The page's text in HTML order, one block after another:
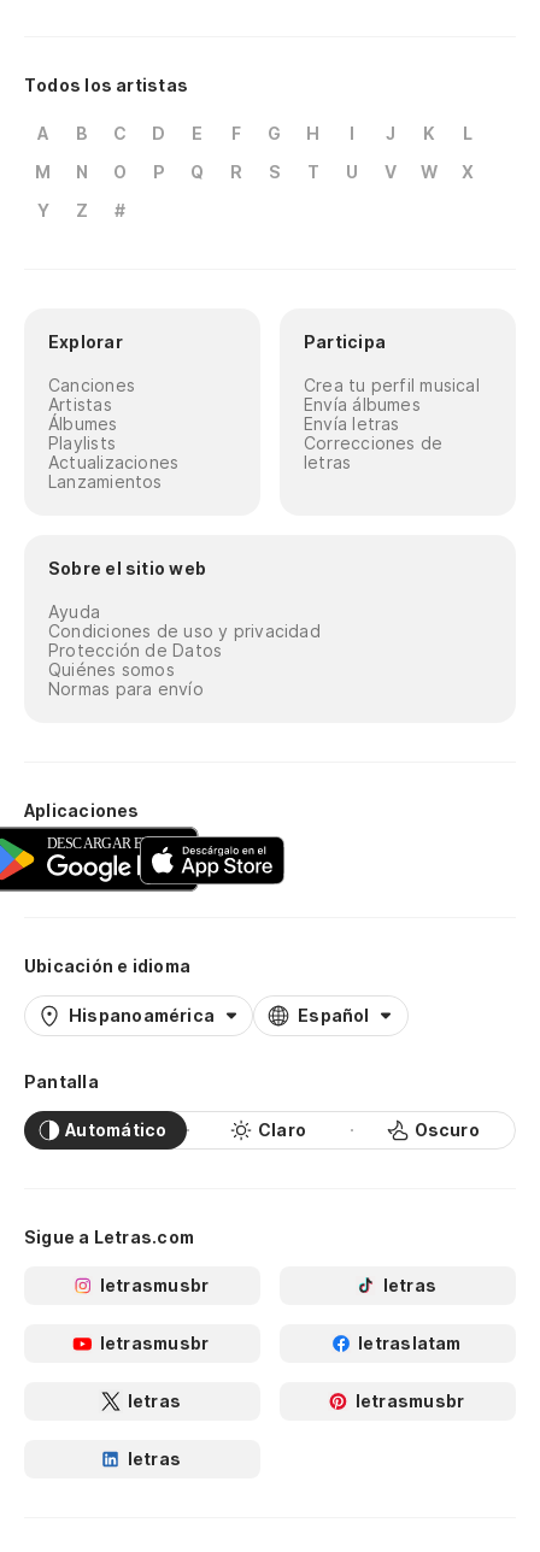
Todos los artistas
A B C D E F G H I J K
L
M
N O P Q R S T U V W
X
Y
Z #
Explorar
Canciones
Artistas
Álbumes
Playlists
Actualizaciones
Lanzamientos
Participa
Crea tu perfil musical
Envía álbumes
Envía letras
Correcciones de
letras
Sobre el sitio web
Ayuda
Condiciones de uso y privacidad
Protección de Datos
Quiénes somos
Normas para envío
Aplicaciones
Ubicación e idioma
Hispanoamérica Español
Pantalla
Automático Claro Oscuro
Sigue a Letras.com
letrasmusbr letras
letrasmusbr letraslatam
letras letrasmusbr
letras